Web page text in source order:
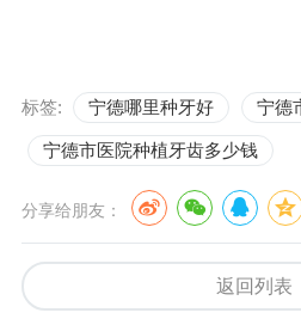
标签: 宁德哪里种牙好 宁德
宁德市医院种植牙齿多少钱
分享给朋友：
返回列表